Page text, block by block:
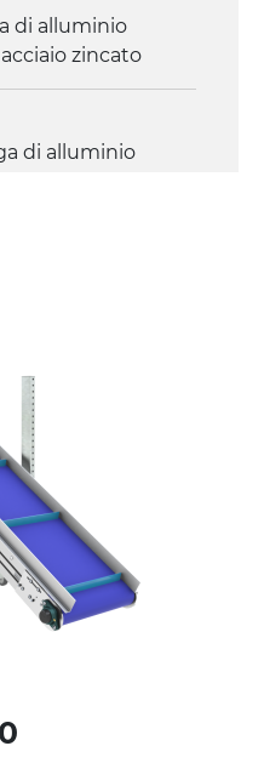
di alluminio
zincato
di alluminio
in metallo
RAL 5002
motore
tensione